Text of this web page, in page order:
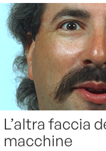
L’altra faccia
macchine